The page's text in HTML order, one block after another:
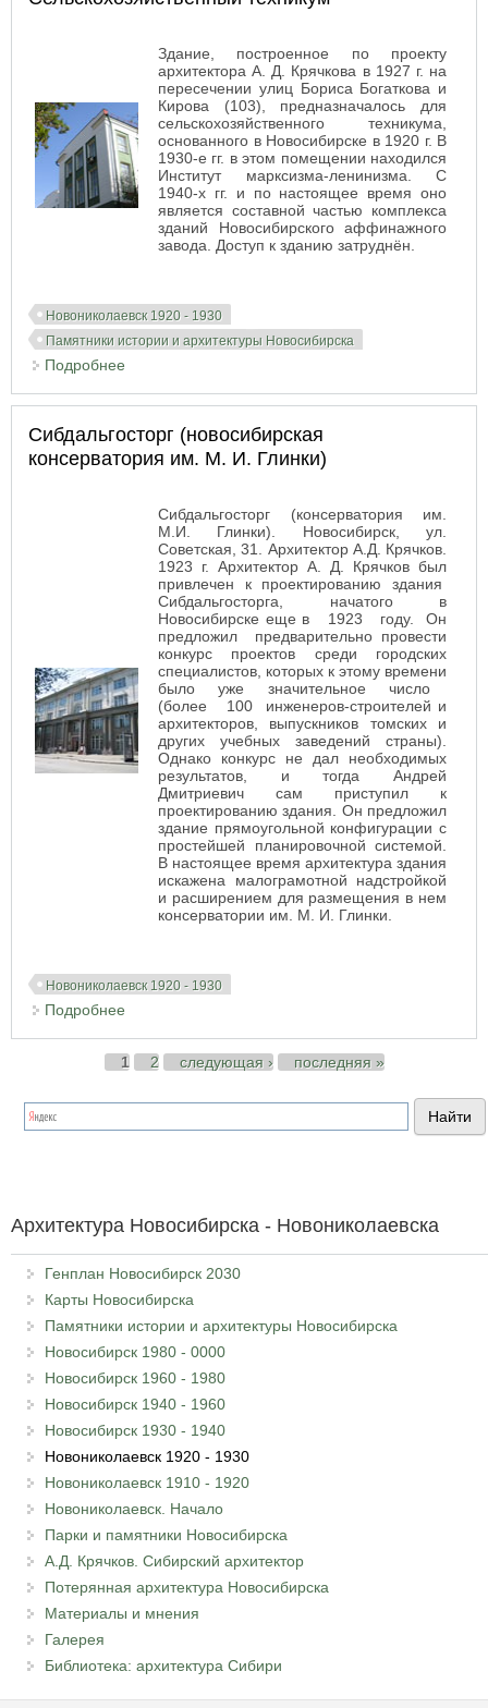
Здание, построенное по проекту
архитектора А. Д. Крячкова в 1927 г. на
пересечении улиц Бориса Богаткова и
Кирова (103), предназначалось для
сельскохозяйственного техникума,
основанного в Новосибирске в 1920 г. В
1930-е гг. в этом помещении находился
Институт марксизма-ленинизма. С
1940-х гг. и по настоящее время оно
является составной частью комплекса
зданий Новосибирского аффинажного
завода. Доступ к зданию затруднён.
Новониколаевск 1920 - 1930
Памятники истории и архитектуры Новосибирска
Подробнее
Сибдальгосторг (новосибирская
консерватория им. М. И. Глинки)
Сибдальгосторг (консерватория им.
М.И. Глинки). Новосибирск, ул.
Советская, 31. Архитектор А.Д. Крячков.
1923 г. Архитектор А. Д. Крячков был
привлечен к проектированию здания
Сибдальгосторга, начатого в
Новосибирске еще в 1923 году. Он
предложил предварительно провести
конкурс проектов среди городских
специалистов, которых к этому времени
было уже значительное число
(более 100 инженеров-строителей и
архитекторов, выпускников томских и
других учебных заведений страны).
Однако конкурс не дал необходимых
результатов, и тогда Андрей
Дмитриевич сам приступил к
проектированию здания. Он предложил
здание прямоугольной конфигурации с
простейшей планировочной системой.
В настоящее время архитектура здания
искажена малограмотной надстройкой
и расширением для размещения в нем
консерватории им. М. И. Глинки.
Новониколаевск 1920 - 1930
Подробнее
1 2 следующая › последняя »
Архитектура Новосибирска - Новониколаевска
Генплан Новосибирск 2030
Карты Новосибирска
Памятники истории и архитектуры Новосибирска
Новосибирск 1980 - 0000
Новосибирск 1960 - 1980
Новосибирск 1940 - 1960
Новосибирск 1930 - 1940
Новониколаевск 1920 - 1930
Новониколаевск 1910 - 1920
Новониколаевск. Начало
Парки и памятники Новосибирска
А.Д. Крячков. Сибирский архитектор
Потерянная архитектура Новосибирска
Материалы и мнения
Галерея
Библиотека: архитектура Сибири